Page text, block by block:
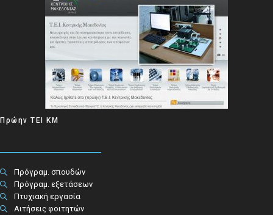
Πρώην ΤΕΙ ΚΜ
Πρόγραμ. σπουδών
Πρόγραμ. εξετάσεων
Πτυχιακή εργασία
Αιτήσεις φοιτητών